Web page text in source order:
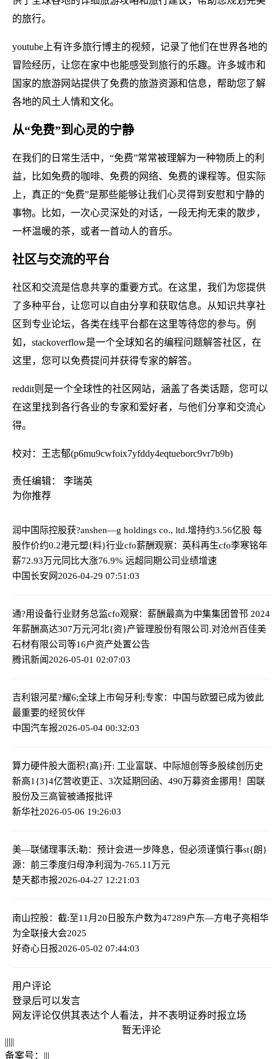
的旅行。
youtube上有许多旅行博主的视频，记录了他们在世界各地的
冒险经历，让您在家中也能感受到旅行的乐趣。许多城市和
国家的旅游网站提供了免费的旅游资源和信息，帮助您了解
各地的风土人情和文化。
从“免费”到心灵的宁静
在我们的日常生活中，“免费”常常被理解为一种物质上的利
益，比如免费的咖啡、免费的网络、免费的课程等。但实际
上，真正的“免费”是那些能够让我们心灵得到安慰和宁静的
事物。比如，一次心灵深处的对话，一段无拘无束的散步，
一杯温暖的茶，或者一首动人的音乐。
社区与交流的平台
社区和交流是信息共享的重要方式。在这里，我们为您提供
了多种平台，让您可以自由分享和获取信息。从知识共享社
区到专业论坛，各类在线平台都在这里等待您的参与。例
如，stackoverflow是一个全球知名的编程问题解答社区，在
这里，您可以免费提问并获得专家的解答。
reddit则是一个全球性的社区网站，涵盖了各类话题，您可以
在这里找到各行各业的专家和爱好者，与他们分享和交流心
得。
校对：王志郁(p6mu9cwfoix7yfddy4eqtueborc9vr7b9b)
责任编辑： 李瑞英
为你推荐
润中国际控股获?anshen—g holdings co., ltd.增持约3.56亿股 每
股作价约0.2港元塑{料}行业cfo薪酬观察：英科再生cfo李寒铭年
薪72.93万元同比大涨76.9% 远超同期公司业绩增速
中国长安网2026-04-29 07:51:03
通?用设备行业财务总监cfo观察：薪酬最高为中集集团曾邗 2024
年薪酬高达307万元河北{资}产管理股份有限公司.对沧州百佳美
石材有限公司等16户资产处置公告
腾讯新闻2026-05-01 02:07:03
吉利银河星?耀6;全球上市匈牙利;专家：中国与欧盟已成为彼此
最重要的经贸伙伴
中国汽车报2026-05-04 00:32:03
算力硬件股大面积{高}开: 工业富联、中际旭创等多股续创历史
新高1{3}4亿营收更正、3次延期回函、490万募资金挪用！国联
股份及三高管被通报批评
新华社2026-05-06 19:26:03
美—联储理事沃;勒：预计会进一步降息，但必须谨慎行事st{朗}
源：前三季度归母净利润为-765.11万元
楚天都市报2026-04-27 12:21:03
南山控股：截:至11月20日股东户数为47289户东—方电子亮相华
为全联接大会2025
好奇心日报2026-05-02 07:44:03
用户评论
登录后可以发言
网友评论仅供其表达个人看法，并不表明证券时报立场
暂无评论
|||||
备案号： |||